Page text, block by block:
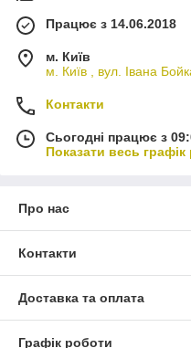
Працює з 14.06.2018
м. Київ
м. Київ , вул. Івана
Контакти
Сьогодні працює з
Показати весь графік
Про нас
Контакти
Доставка та оплата
Графік роботи